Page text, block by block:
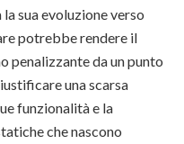
sua evoluzione verso
potrebbe rendere il
penalizzante da un punto
una scarsa
funzionalità e la
che nascono